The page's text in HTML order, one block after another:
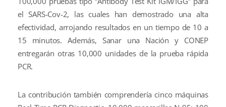
el SARS-Cov-2, las cuales han demostrado una alta
efectividad, arrojando resultados en un tiempo de 10 a
15 minutos. Además, Sanar una Nación y CONEP
entregarán otras 10,000 unidades de la prueba rápida
PCR.
La contribución también comprendería cinco máquinas